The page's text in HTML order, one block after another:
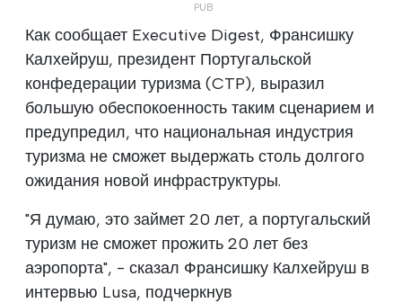
Как сообщает Executive Digest, Франсишку
Калхейруш, президент Португальской
конфедерации туризма (CTP), выразил
большую обеспокоенность таким сценарием и
предупредил, что национальная индустрия
туризма не сможет выдержать столь долгого
ожидания новой инфраструктуры.
"Я думаю, это займет 20 лет, а португальский
туризм не сможет прожить 20 лет без
аэропорта", - сказал Франсишку Калхейруш в
интервью Lusa, подчеркнув